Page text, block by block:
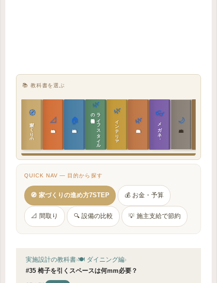
📚 教科書を選ぶ
🧭
家づくりの教科書 📐
実施設計の教科書
🏠
性能設計の教科書
🌿
ラ
イ
フ
ス
タ
イ
ル
の
教科書 🌿
インテリア設計 🌿
敷地設計の教科書
👓
メガネ｜転職 🌙
建築思想の教科書
QUICK NAV — 目的から探す
🧭 家づくりの進め方7STEP 💰 お金・予算
📐 間取り 🔍 設備の比較 💡 施主支給で節約
実施設計の教科書›🍽 ダイニング編›
#35 椅子を引くスペースは何mm必要？